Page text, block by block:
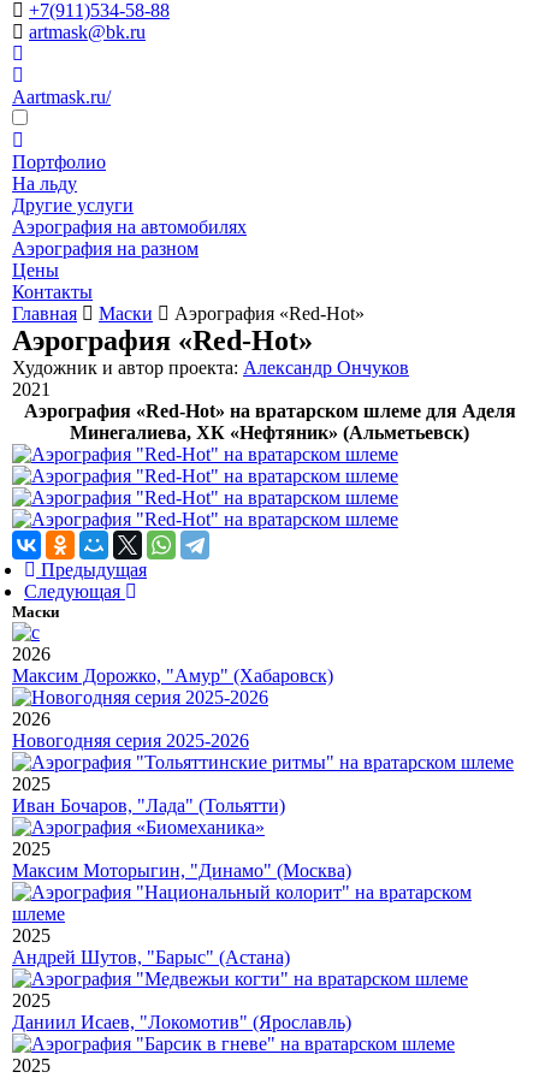
+7(911)534-58-88
artmask@bk.ru
Aartmask.ru/
Портфолио
На льду
Другие услуги
Аэрография на автомобилях
Аэрография на разном
Цены
Контакты
Главная
Маски Аэрография «Red-Hot»
Аэрография «Red-Hot»
Художник и автор проекта: Александр Ончуков
2021
Аэрография «Red-Hot» на вратарском шлеме для Аделя
Минегалиева, ХК «Нефтяник» (Альметьевск)
Предыдущая
Следующая
Маски
2026
Максим Дорожко, "Амур" (Хабаровск)
2026
Новогодняя серия 2025-2026
2025
Иван Бочаров, "Лада" (Тольятти)
2025
Максим Моторыгин, "Динамо" (Москва)
2025
Андрей Шутов, "Барыс" (Астана)
2025
Даниил Исаев, "Локомотив" (Ярославль)
2025